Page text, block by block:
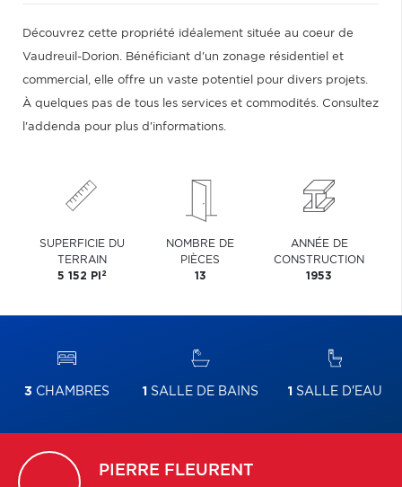
Découvrez cette propriété idéalement située au coeur de
Vaudreuil-Dorion. Bénéficiant d'un zonage résidentiel et
commercial, elle offre un vaste potentiel pour divers projets.
À quelques pas de tous les services et commodités. Consultez
l'addenda pour plus d'informations.
SUPERFICIE DU
TERRAIN
5 152 PI 2
NOMBRE DE
PIÈCES
13
ANNÉE DE
CONSTRUCTION
1953
3 CHAMBRES 1 SALLE DE BAINS 1 SALLE D'EAU
PIERRE FLEURENT